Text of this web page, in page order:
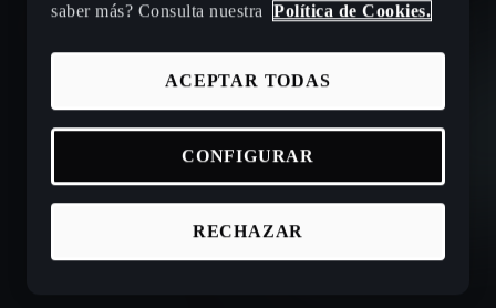
Financiado Renting
CARRETERA. PALMA-ARTA, KM. 49
07520, MANACOR
CALLE. JOANOT MARTORELL, 27
Code
+34
saber más? Consulta nuestra
Política de Cookies.
RECHAZAR
ACEPTAR TODAS
CONFIGURAR